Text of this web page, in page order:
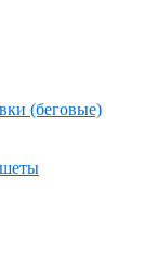
(беговые)